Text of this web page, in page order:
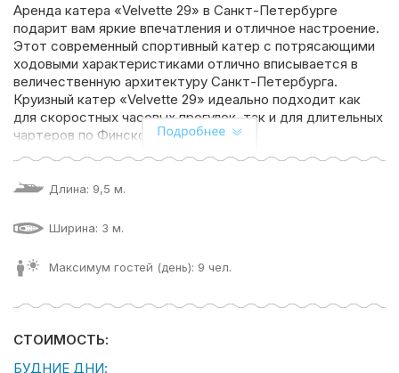
Аренда катера «Velvette 29» в Санкт-Петербурге
подарит вам яркие впечатления и отличное настроение.
Этот современный спортивный катер с потрясающими
ходовыми характеристиками отлично вписывается в
величественную архитектуру Санкт-Петербурга.
Круизный катер «Velvette 29» идеально подходит как
для скоростных часовых прогулок, так и для длительных
чартеров по Финскому заливу.
выделяет катер «Velvette 29» среди аналогов в этом
На 9,5 метров расположились эргономичный салон и
вместит 9 человек. Будь то семейная прогулка или
шумная вечеринка все гости оценят комфортное
-Тент
-Уборная
Длина: 9,5 м.
Ширина: 3 м.
Максимум гостей (день): 9 чел.
СТОИМОСТЬ:
БУДНИЕ ДНИ: